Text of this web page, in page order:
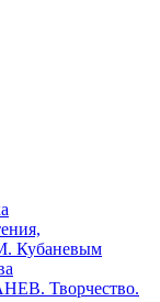
Кубаневым
Творчество.